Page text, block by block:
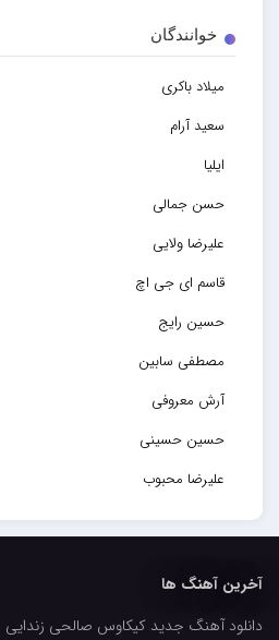
خوانندگان
میلاد باکری
سعید آرام
ایلیا
حسن جمالی
علیرضا ولایی
قاسم ای جی اچ
حسین رایج
مصطفی سابین
آرش معروفی
حسین حسینی
علیرضا محبوب
حسین حصارکی
کاپیتان
آخرین آهنگ ها
دانلود آهنگ جدید کیکاوس صالحی زندایی